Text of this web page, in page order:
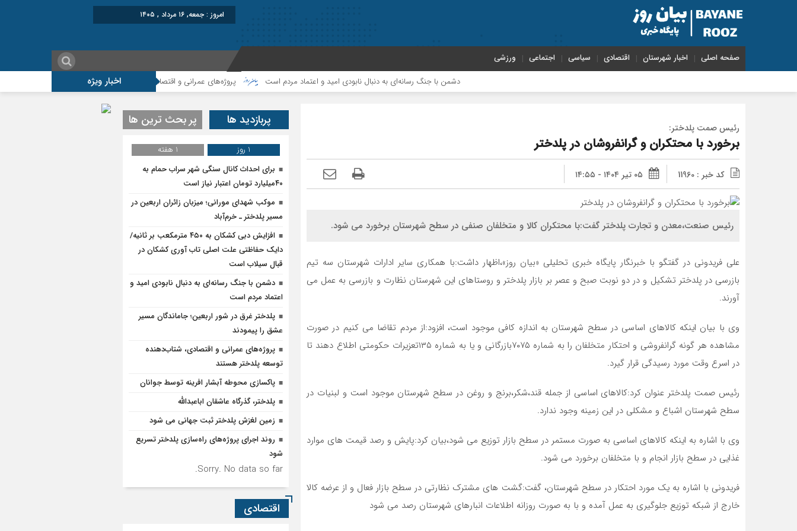
امروز : جمعه, ۱۶ مرداد , ۱۴۰۵
صفحه اصلی اخبار شهرستان اقتصادی سیاسی اجتماعی ورزشی
اخبار ویژه دشمن با جنگ رسانه‌ای به دنبال نابودی امید و اعتماد مردم است پروژه‌های عمرانی و اقتصادی، شتاب‌دهنده توسعه پلدختر هستند
رئیس صمت پلدختر:
برخورد با محتکران و گرانفروشان در پلدختر
کد خبر : 11960 ۰۵ تیر ۱۴۰۴ - ۱۴:۵۵
رئیس صنعت،معدن و تجارت پلدختر گفت:با محتکران کالا و متخلفان صنفی در سطح شهرستان برخورد می شود.
علی فریدونی در گفتگو با خبرنگار پایگاه خبری تحلیلی «بیان روز»،اظهار داشت:با همکاری سایر ادارات شهرستان سه تیم
بازرسی در پلدختر تشکیل و در دو نوبت صبح و عصر بر بازار پلدختر و روستاهای این شهرستان نظارت و بازرسی به عمل می
آورند.
وی با بیان اینکه کالاهای اساسی در سطح شهرستان به اندازه کافی موجود است، افزود:از مردم تقاضا می کنیم در صورت
مشاهده هر گونه گرانفروشی و احتکار متخلفان را به شماره ۷۰۷۵بازرگانی و یا به شماره ۱۳۵تعزیرات حکومتی اطلاع دهند تا
در اسرع وقت مورد رسیدگی قرار گیرد.
رئیس صمت پلدختر عنوان کرد:کالاهای اساسی از جمله قند،شکر،برنج و روغن در سطح شهرستان موجود است و لبنیات در
سطح شهرستان اشباع و مشکلی در این زمینه وجود ندارد.
وی با اشاره به اینکه کالاهای اساسی به صورت مستمر در سطح بازار توزیع می شود،بیان کرد:پایش و رصد قیمت های موارد
غذایی در سطح بازار انجام و با متخلفان برخورد می شود‌.
فریدونی با اشاره به یک مورد احتکار در سطح شهرستان، گفت:گشت های مشترک نظارتی در سطح بازار فعال و از عرضه کالا
خارج از شبکه توزیع جلوگیری به عمل آمده و با به صورت روزانه اطلاعات انبارهای شهرستان رصد می شود‌
پربازدید ها پر بحث ترین ها
1 روز
1 هفته
برای احداث کانال سنگی شهر سراب حمام به
۴۰میلیارد تومان اعتبار نیاز است
موکب شهدای مورانی؛ میزبان زائران اربعین در
مسیر پلدختر ـ خرم‌آباد
افزایش دبی کشکان به ۴۵۰ مترمکعب بر ثانیه/
دایک حفاظتی علت اصلی تاب آوری کشکان در
قبال سیلاب است
دشمن با جنگ رسانه‌ای به دنبال نابودی امید و
اعتماد مردم است
پلدختر غرق در شور اربعین؛ جاماندگان مسیر
عشق را پیمودند
پروژه‌های عمرانی و اقتصادی، شتاب‌دهنده
توسعه پلدختر هستند
پاکسازی محوطه آبشار افرینه توسط جوانان
پلدختر، گذرگاه عاشقان اباعبدالله
زمین لغزش پلدختر ثبت جهانی می شود
روند اجرای پروژه‌های راه‌سازی پلدختر تسریع
شود
Sorry. No data so far.
اقتصادی